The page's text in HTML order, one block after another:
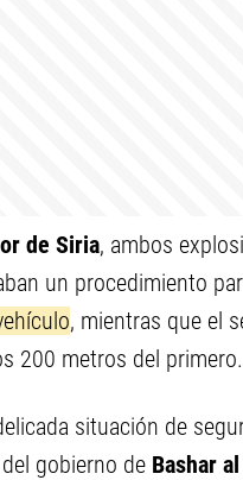
de Siria, ambos
un procedimiento
, mientras que el
200 metros del primero.
situación de
gobierno de Bashar